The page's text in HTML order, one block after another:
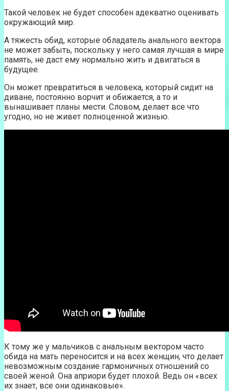
Такой человек не будет способен адекватно оценивать
окружающий мир.
А тяжесть обид, которые обладатель анального вектора
не может забыть, поскольку у него самая лучшая в мире
память, не даст ему нормально жить и двигаться в
будущее.
Он может превратиться в человека, который сидит на
диване, постоянно ворчит и обижается, а то и
вынашивает планы мести. Словом, делает все что
угодно, но не живет полноценной жизнью.
К тому же у мальчиков с анальным вектором часто
обида на мать переносится и на всех женщин, что делает
невозможным создание гармоничных отношений со
своей женой. Она априори будет плохой. Ведь он «всех
их знает, все они одинаковые».